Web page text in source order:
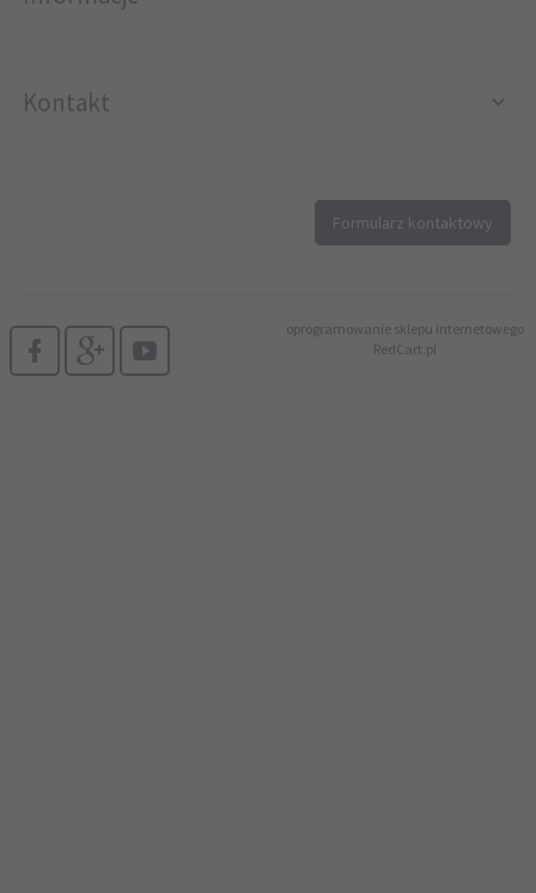
Kontakt
Formularz kontaktowy
oprogramowanie sklepu internetowego
RedCart.pl